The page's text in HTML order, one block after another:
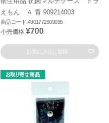
えもん Ａ 青 909214003
商品コード:4901772909095
小売価格 ¥700
お気に入りに登録